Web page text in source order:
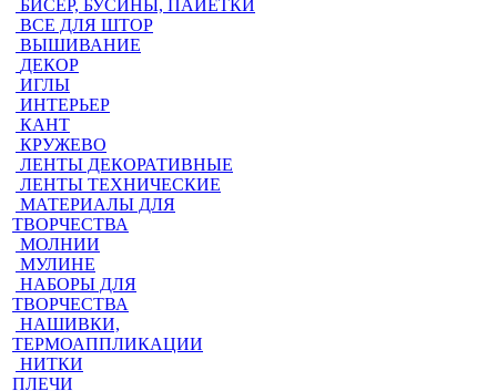
БИСЕР, БУСИНЫ, ПАЙЕТКИ
ВСЕ ДЛЯ ШТОР
ВЫШИВАНИЕ
ДЕКОР
ИГЛЫ
ИНТЕРЬЕР
КАНТ
КРУЖЕВО
ЛЕНТЫ ДЕКОРАТИВНЫЕ
ЛЕНТЫ ТЕХНИЧЕСКИЕ
МАТЕРИАЛЫ ДЛЯ
ТВОРЧЕСТВА
МОЛНИИ
МУЛИНЕ
НАБОРЫ ДЛЯ
ТВОРЧЕСТВА
НАШИВКИ,
ТЕРМОАППЛИКАЦИИ
НИТКИ
ПЛЕЧИ